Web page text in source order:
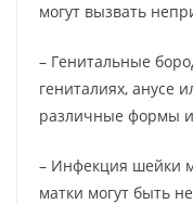
могут вызвать
– Генитальные
гениталиях, анусе
различные формы
– Инфекция шейки
матки могут быть